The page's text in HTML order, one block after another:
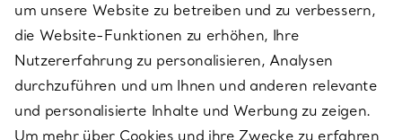
ÜBER TIFFANY & CO.
RECHTLICHE HINWEISE
um unsere Website zu betreiben und zu verbessern,
die Website-Funktionen zu erhöhen, Ihre
Nutzererfahrung zu personalisieren, Analysen
durchzuführen und um Ihnen und anderen relevante
und personalisierte Inhalte und Werbung zu zeigen.
Um mehr über Cookies und ihre Zwecke zu erfahren